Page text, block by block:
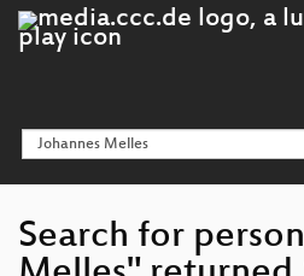
Search for